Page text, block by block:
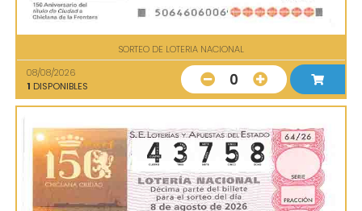
SORTEO DE LOTERIA NACIONAL
08/08/2026
1 DISPONIBLES 0